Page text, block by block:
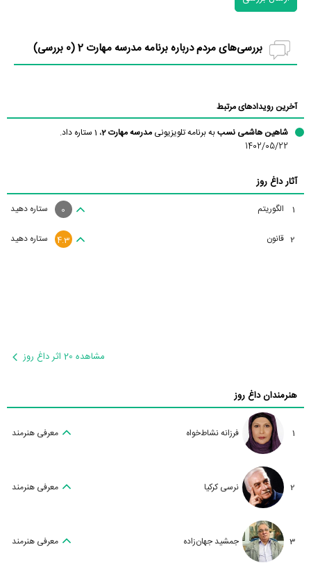
بررسی‌های مردم درباره برنامه مدرسه مهارت 2 ( 0 بررسی)
آخرین رویدادهای مرتبط
شاهین هاشمی نسببه برنامه تلویزیونی مدرسه مهارت 2 ، 1 ستاره داد.
1402/05/22
آثار داغ روز
1 الگوریتم ستاره دهید 0
2 قانون ستاره دهید 4.3
مشاهده 20 اثر داغ روز
هنرمندان داغ روز
1 فرزانه نشاط‌خواه معرفی هنرمند
2 نرسی کرکیا معرفی هنرمند
3 جمشید جهان‌زاده معرفی هنرمند